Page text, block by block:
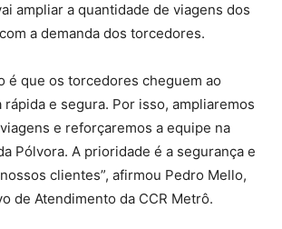
ampliar a quantidade de viagens dos
a demanda dos torcedores.
é que os torcedores cheguem ao
e segura. Por isso, ampliaremos
e reforçaremos a equipe na
Pólvora. A prioridade é a segurança e
clientes”, afirmou Pedro Mello,
de Atendimento da CCR Metrô.